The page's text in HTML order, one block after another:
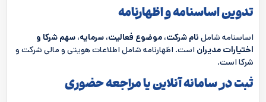
تدوین اساسنامه و اظهارنامه
اساسنامه شامل نام شرکت، موضوع فعالیت، سرمایه، سهم شرکا و
اختیارات مدیران است. اظهارنامه شامل اطلاعات هویتی و مالی شرکت و
شرکا است.
ثبت در سامانه آنلاین یا مراجعه حضوری